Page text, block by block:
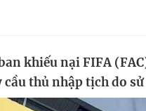
khiếu nại FIFA
cầu thủ nhập tịch do